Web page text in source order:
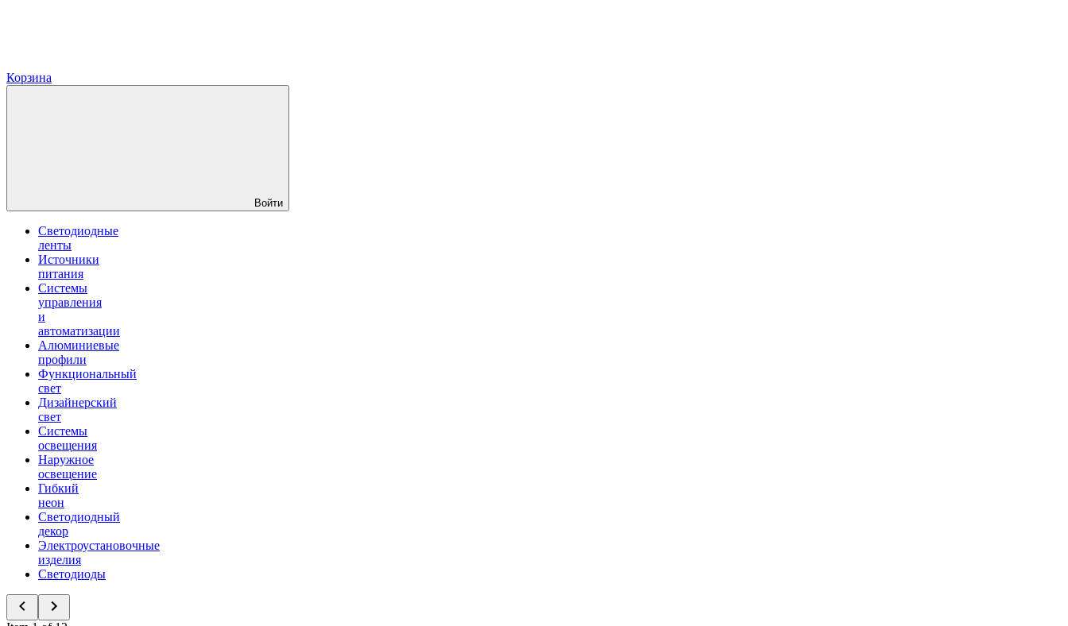
Корзина
Войти
Светодиодные
ленты
Источники
питания
Системы
управления
и
автоматизации
Алюминиевые
профили
Функциональный
свет
Дизайнерский
свет
Системы
освещения
Наружное
освещение
Гибкий
неон
Светодиодный
декор
Электроустановочные
изделия
Светодиоды